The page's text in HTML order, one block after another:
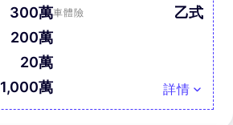
300萬
200萬
20萬
1,000萬
車體險 乙式
詳情